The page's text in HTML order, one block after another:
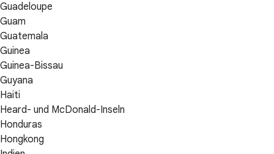
Guadeloupe
Guam
Guatemala
Guinea
Guinea-Bissau
Guyana
Haiti
Heard- und McDonald-Inseln
Honduras
Hongkong